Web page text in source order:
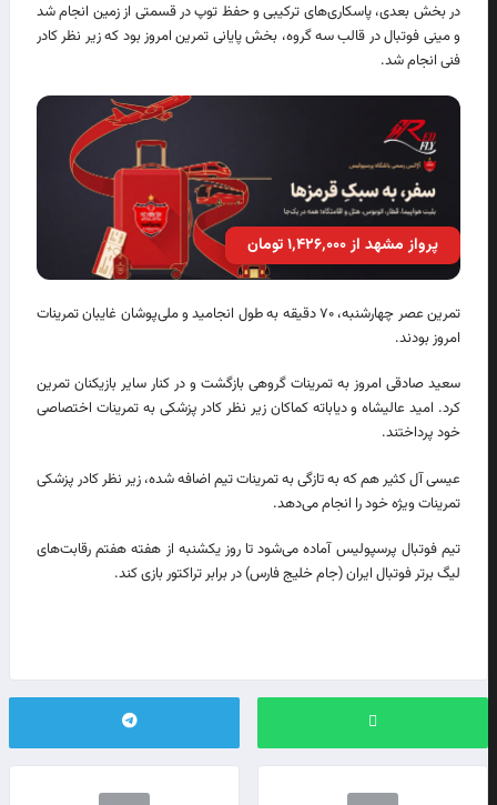
در بخش بعدی، پاسکاری‌های ترکیبی و حفظ توپ در قسمتی از زمین انجام شد
و مینی فوتبال در قالب سه گروه، بخش پایانی تمرین امروز بود که زیر نظر کادر
فنی انجام شد.
پرواز مشهد از ۱٬۴۲۶٬۰۰۰ تومان
تمرین عصر چهارشنبه، ۷۰ دقیقه به طول انجامید و ملی‌پوشان غایبان تمرینات
امروز بودند.
سعید صادقی امروز به تمرینات گروهی بازگشت و در کنار سایر بازیکنان تمرین
کرد. امید عالیشاه و دیاباته کماکان زیر نظر کادر پزشکی به تمرینات اختصاصی
خود پرداختند.
عیسی آل کثیر هم که به تازگی به تمرینات تیم اضافه شده، زیر نظر کادر پزشکی
تمرینات ویژه خود را انجام می‌دهد.
تیم فوتبال پرسپولیس آماده می‌شود تا روز یکشنبه از هفته هفتم رقابت‌های
لیگ برتر فوتبال ایران (جام خلیج فارس) در برابر تراکتور بازی کند.